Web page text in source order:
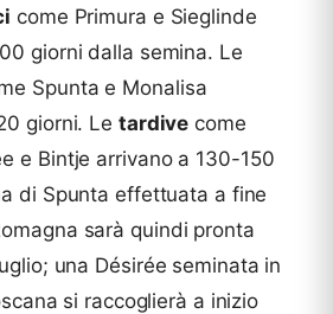
come Primura e Sieglinde
giorni dalla semina. Le
Spunta e Monalisa
giorni. Le tardive come
e Bintje arrivano a 130-150
di Spunta effettuata a fine
sarà quindi pronta
una Désirée seminata in
si raccoglierà a inizio